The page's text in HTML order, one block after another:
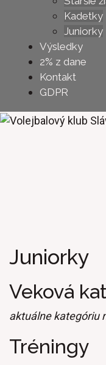
Kadetky
Juniorky
Výsledky
2% z dane
Kontakt
GDPR
Juniorky
Veková
aktuálne kategóriu
Tréningy